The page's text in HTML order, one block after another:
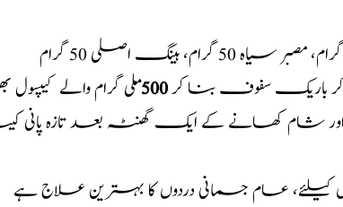
باریک سفوف بنا کر500ملی گرام والے
اور شام کھانے کے ایک گھنٹہ بعد تازہ پانی
کیلئے، عام جسمانی دردوں کا بہترین علاج ہے